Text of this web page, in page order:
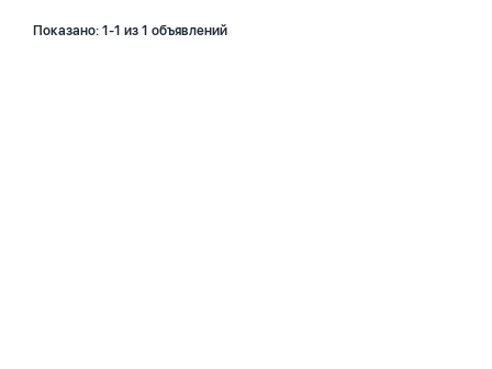
Показано: 1-1 из 1 объявлений